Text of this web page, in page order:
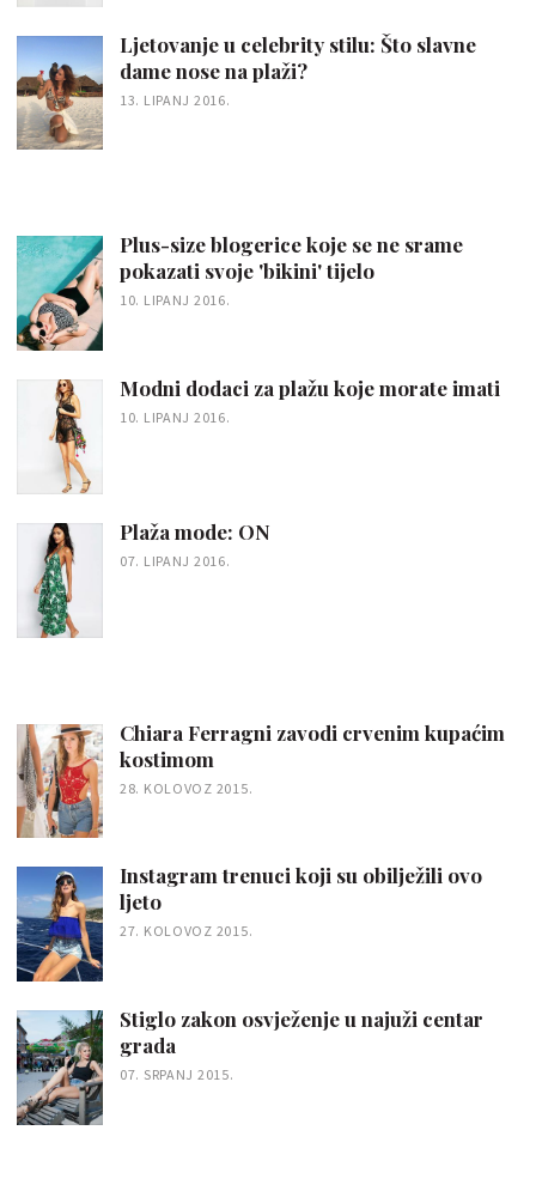
Ljetovanje u celebrity stilu: Što slavne
dame nose na plaži?
13. LIPANJ 2016.
Plus-size blogerice koje se ne srame
pokazati svoje 'bikini' tijelo
10. LIPANJ 2016.
Modni dodaci za plažu koje morate imati
10. LIPANJ 2016.
Plaža mode: ON
07. LIPANJ 2016.
Chiara Ferragni zavodi crvenim kupaćim
kostimom
28. KOLOVOZ 2015.
Instagram trenuci koji su obilježili ovo
ljeto
27. KOLOVOZ 2015.
Stiglo zakon osvježenje u najuži centar
grada
07. SRPANJ 2015.